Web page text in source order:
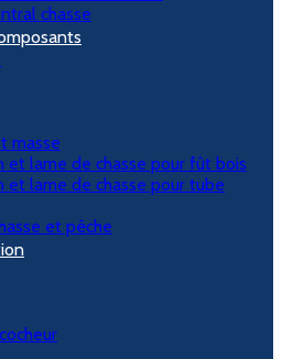
chasse
masse
et lame de chasse pour fût bois
et lame de chasse pour tube
et pêche